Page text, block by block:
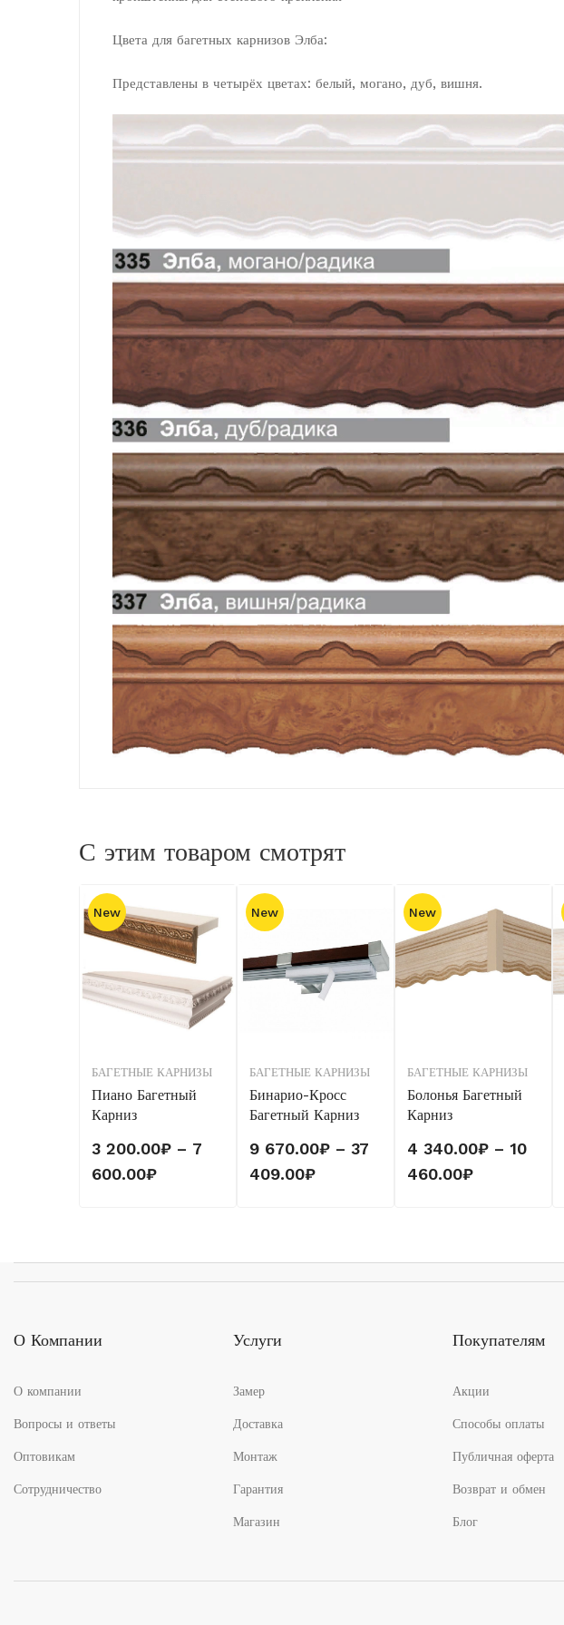
Цвета для багетных карнизов Элба:
Представлены в четырёх цветах: белый, могано, дуб, вишня.
С этим товаром смотрят
New
БАГЕТНЫЕ КАРНИЗЫ
Пиано Багетный
Карниз
3 200.00₽ – 7
600.00₽Диапазон
New
БАГЕТНЫЕ КАРНИЗЫ
Бинарио-Кросс
Багетный Карниз
9 670.00₽ – 37
409.00₽Диапазон
New
БАГЕТНЫЕ КАРНИЗЫ
Болонья Багетный
Карниз
4 340.00₽ – 10
460.00₽Диапазон
О Компании
О компании
Вопросы и ответы
Оптовикам
Сотрудничество
Услуги
Замер
Доставка
Монтаж
Гарантия
Магазин
Покупателям
Акции
Способы оплаты
Публичная оферта
Возврат и обмен
Блог